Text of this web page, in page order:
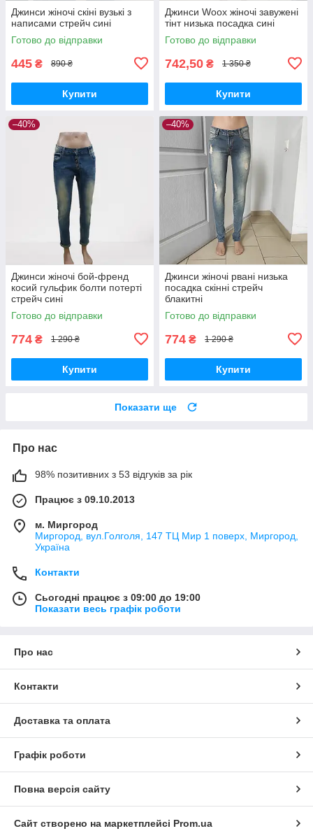
Джинси жіночі скіні вузькі з
написами стрейч сині
Готово до відправки
445 ₴ 890 ₴
Купити
Джинси Woox жіночі завужені
тінт низька посадка сині
Готово до відправки
742,50 ₴ 1 350 ₴
Купити
–40%
Джинси жіночі бой-френд
косий гульфик болти потерті
стрейч сині
Готово до відправки
774 ₴ 1 290 ₴
Купити
–40%
Джинси жіночі рвані низька
посадка скінні стрейч
блакитні
Готово до відправки
774 ₴ 1 290 ₴
Купити
Показати ще
Про нас
98% позитивних з 53 відгуків за рік
Працює з 09.10.2013
м. Миргород
Миргород, вул.Голголя, 147 ТЦ Мир 1 поверх, Миргород,
Україна
Контакти
Сьогодні працює з 09:00 до 19:00
Показати весь графік роботи
Про нас
Контакти
Доставка та оплата
Графік роботи
Повна версія сайту
Сайт створено на маркетплейсі Prom.ua